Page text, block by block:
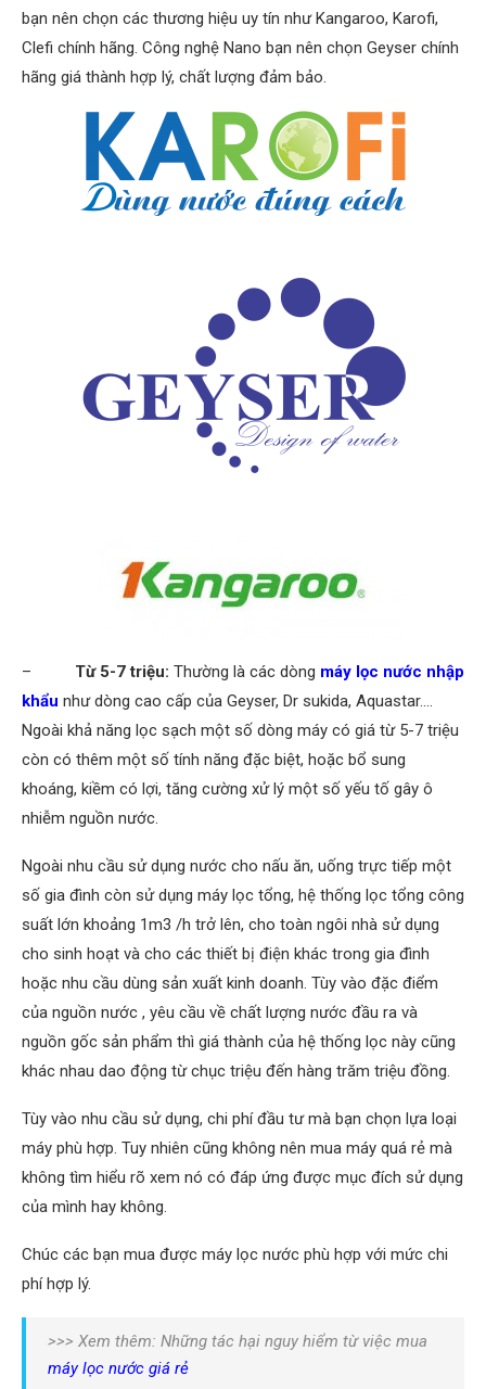
bạn nên chọn các thương hiệu uy tín như Kangaroo, Karofi,
Clefi chính hãng. Công nghệ Nano bạn nên chọn Geyser chính
hãng giá thành hợp lý, chất lượng đảm bảo.
– Từ 5-7 triệu: Thường là các dòng máy lọc nước nhập
khẩu như dòng cao cấp của Geyser, Dr sukida, Aquastar….
Ngoài khả năng lọc sạch một số dòng máy có giá từ 5-7 triệu
còn có thêm một số tính năng đặc biệt, hoặc bổ sung
khoáng, kiềm có lợi, tăng cường xử lý một số yếu tố gây ô
nhiễm nguồn nước.
Ngoài nhu cầu sử dụng nước cho nấu ăn, uống trực tiếp một
số gia đình còn sử dụng máy lọc tổng, hệ thống lọc tổng công
suất lớn khoảng 1m3 /h trở lên, cho toàn ngôi nhà sử dụng
cho sinh hoạt và cho các thiết bị điện khác trong gia đình
hoặc nhu cầu dùng sản xuất kinh doanh. Tùy vào đặc điểm
của nguồn nước , yêu cầu về chất lượng nước đầu ra và
nguồn gốc sản phẩm thì giá thành của hệ thống lọc này cũng
khác nhau dao động từ chục triệu đến hàng trăm triệu đồng.
Tùy vào nhu cầu sử dụng, chi phí đầu tư mà bạn chọn lựa loại
máy phù hợp. Tuy nhiên cũng không nên mua máy quá rẻ mà
không tìm hiểu rõ xem nó có đáp ứng được mục đích sử dụng
của mình hay không.
Chúc các bạn mua được máy lọc nước phù hợp với mức chi
phí hợp lý.
>>> Xem thêm: Những tác hại nguy hiểm từ việc mua
máy lọc nước giá rẻ